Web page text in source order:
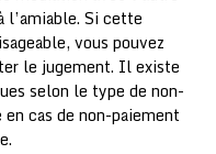
l’amiable. Si cette
vous pouvez
le jugement. Il existe
selon le type de non-
cas de non-paiement